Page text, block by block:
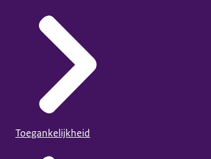
Toegankelijkheid